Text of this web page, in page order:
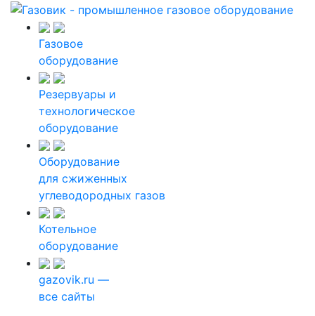
Газовое
оборудование
Резервуары и
технологическое
оборудование
Оборудование
для сжиженных
углеводородных газов
Котельное
оборудование
gazovik.ru —
все сайты